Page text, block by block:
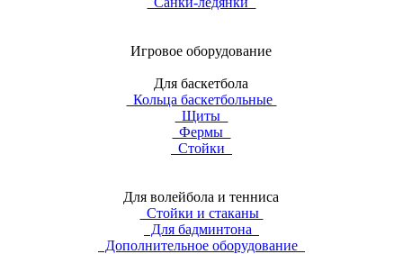
Игровое оборудование
Для баскетбола
Кольца баскетбольные
Щиты
Фермы
Стойки
Для волейбола и тенниса
Стойки и стаканы
Для бадминтона
Дополнительное оборудование